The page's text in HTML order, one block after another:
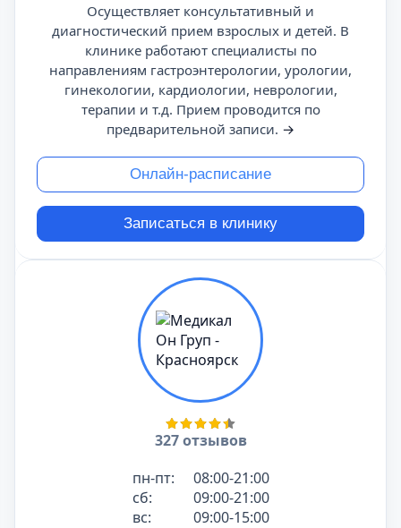
Осуществляет консультативный и
диагностический прием взрослых и детей. В
клинике работают специалисты по
направлениям гастроэнтерологии, урологии,
гинекологии, кардиологии, неврологии,
терапии и т.д. Прием проводится по
предварительной записи. →
Онлайн-расписание
Записаться в клинику
327 отзывов
пн-пт:
08:00-21:00
сб:
09:00-21:00
вс:
09:00-15:00